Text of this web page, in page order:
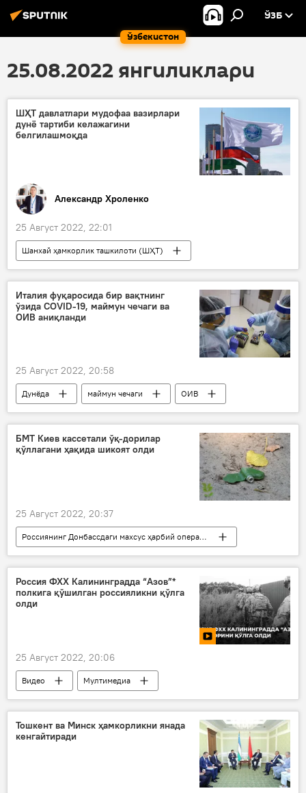
Ўзбекистон
ЎЗБ
25.08.2022 янгиликлари
ШҲТ давлатлари мудофаа вазирлари
дунё тартиби келажагини
белгилашмоқда
Александр Хроленко
25 Август 2022, 22:01
Шанхай ҳамкорлик ташкилоти (ШҲТ)
Тошкентда ШҲТ саммити
Мудофаа вазирлиги
Россия Мудофаа вазири
Сергей Шойгу
ШҲТ-2022: Самарқанд саммити
Россия
Италия фуқаросида бир вақтнинг
ўзида COVID-19, маймун чечаги ва
ОИВ аниқланди
25 Август 2022, 20:58
Дунёда маймун чечаги
ОИВ
COVID-19 умумжаҳон пандемияси
БМТ Киев кассетали ўқ-дорилар
қўллагани ҳақида шикоят олди
25 Август 2022, 20:37
Россиянинг Донбассдаги махсус ҳарбий операцияси
Донбасс
Киев
БМТ
Украина
Россия
Россия ФХХ Калининградда “Азов”*
полкига қўшилган россияликни қўлга
олди
25 Август 2022, 20:06
Видео Мултимедиа
Тошкент ва Минск ҳамкорликни янада
кенгайтиради